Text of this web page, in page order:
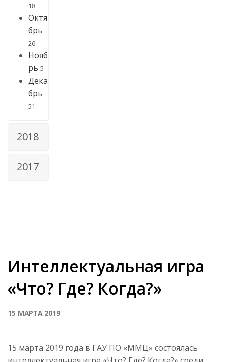
18
Октя
брь
26
Нояб
рь 5
Дека
брь
51
2018
2017
Интеллектуальная игра
«Что? Где? Когда?»
15 МАРТА 2019
15 марта 2019 года в ГАУ ПО «ММЦ» состоялась